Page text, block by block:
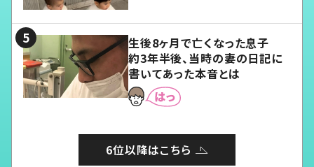
生後8ヶ月で亡くなった息子
約3年半後、当時の妻の日記に
書いてあった本音とは
6位以降はこちら